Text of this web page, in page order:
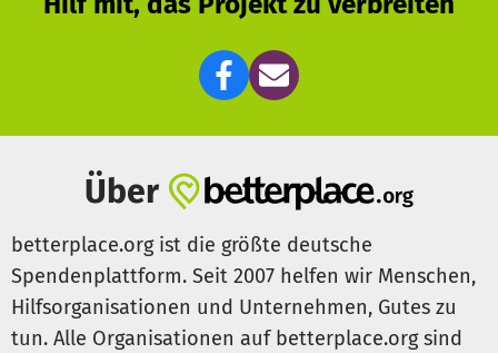
Die Spenden werden eingesetzt für Fahrtkosten,
Materialkosten, Verpflegung, Eintrittsgelder, Raummieten
Über
betterplace.org ist die größte deutsche
Spendenplattform. Seit 2007 helfen wir Menschen,
Hilfsorganisationen und Unternehmen, Gutes zu
tun. Alle Organisationen auf betterplace.org sind